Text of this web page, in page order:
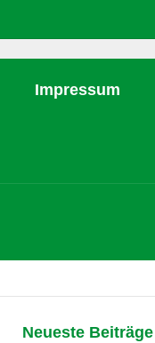
Impressum
Neueste Beiträge